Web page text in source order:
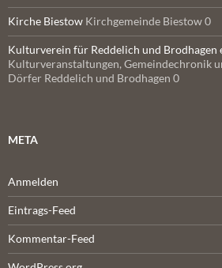
Kirche Biestow Kirchgemeinde Biestow 0
Kulturverein für Reddelich und Brodhagen
Kulturveranstaltungen, Gemeindechronik
Dörfer Reddelich und Brodhagen 0
META
Anmelden
Eintrags-Feed
Kommentar-Feed